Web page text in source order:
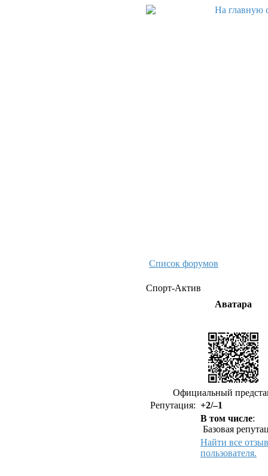
Список форумов
Спорт-Актив
Аватара
Официальный
Репутация: +2/–1
В том числе:
Базовая
Найти все
пользователя.